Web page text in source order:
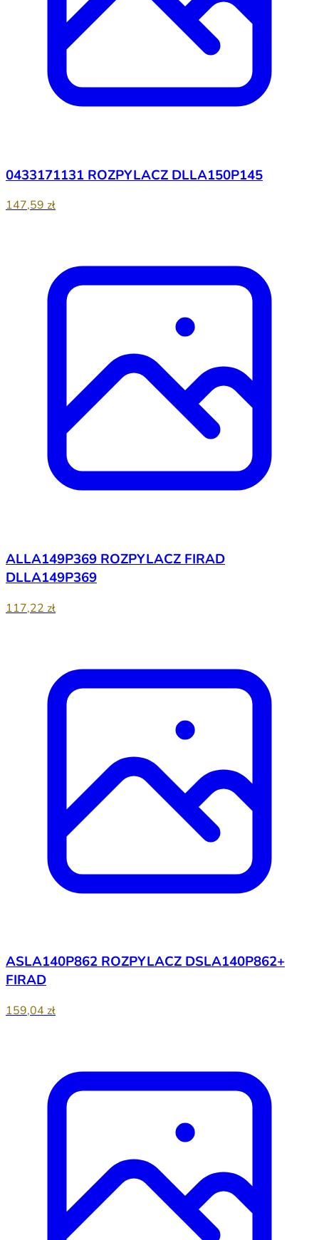
0433171131 ROZPYLACZ DLLA150P145
147,59 zł
ALLA149P369 ROZPYLACZ FIRAD
DLLA149P369
117,22 zł
ASLA140P862 ROZPYLACZ DSLA140P862+
FIRAD
159,04 zł